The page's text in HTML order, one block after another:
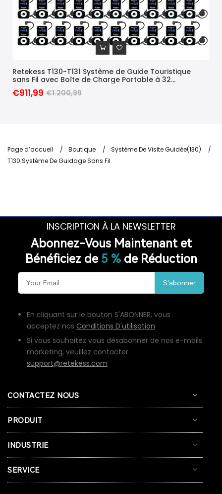
Retekess T130-T131 Système de Guide Touristique
sans Fil avec Boîte de Charge Portable à 32
Emplacements
€911,99 €1.200,99
Page d’accueil / Boutique / Système De Visite Guidée(130)
/
T130 Système De Guidage Sans Fil
INSCRIPTION À LA NEWSLETTER
Abonnez-Vous Maintenant et
Bénéficiez de 5 %de Réduction
S'abonner
En cliquant sur le bouton S'ABONNER, vous
acceptez nos Conditions D'utilisation
Si vous souhaitez vous désabonner de nos e-mails
marketing, veuillez contacter
support@retekess.com
CONTACTEZ NOUS
PRODUIT
INDUSTRIE
SERVICE